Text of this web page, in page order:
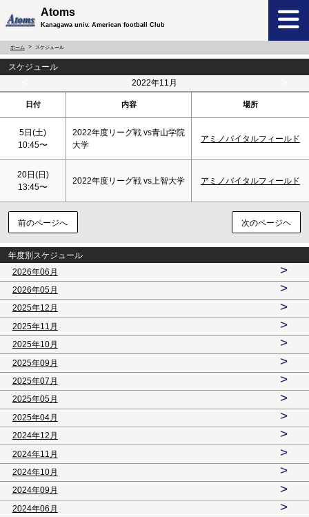
Atoms
Kanagawa univ. American football Club
ホーム スケジュール
スケジュール
2022年11月
日付 内容 場所
5日(土)
10:45〜
2022年度リーグ戦 vs青山学院
大学
アミノバイタルフィールド
20日(日)
13:45〜
2022年度リーグ戦 vs上智大学 アミノバイタルフィールド
前のページへ 次のページヘ
年度別スケジュール
2026年06月
>
2026年05月 >
2025年12月 >
2025年11月 >
2025年10月 >
2025年09月 >
2025年07月 >
2025年05月 >
2025年04月 >
2024年12月 >
2024年11月 >
2024年10月 >
2024年09月 >
2024年06月 >